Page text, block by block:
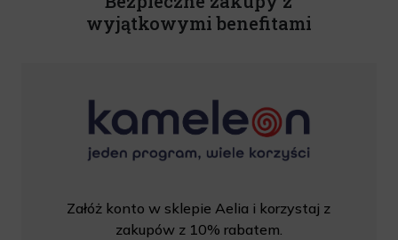
wyjątkowymi benefitami
Załóż konto w sklepie Aelia i korzystaj z
zakupów z 10% rabatem.